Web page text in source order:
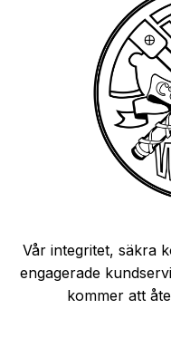
Vår integritet, säkra
engagerade
kommer att